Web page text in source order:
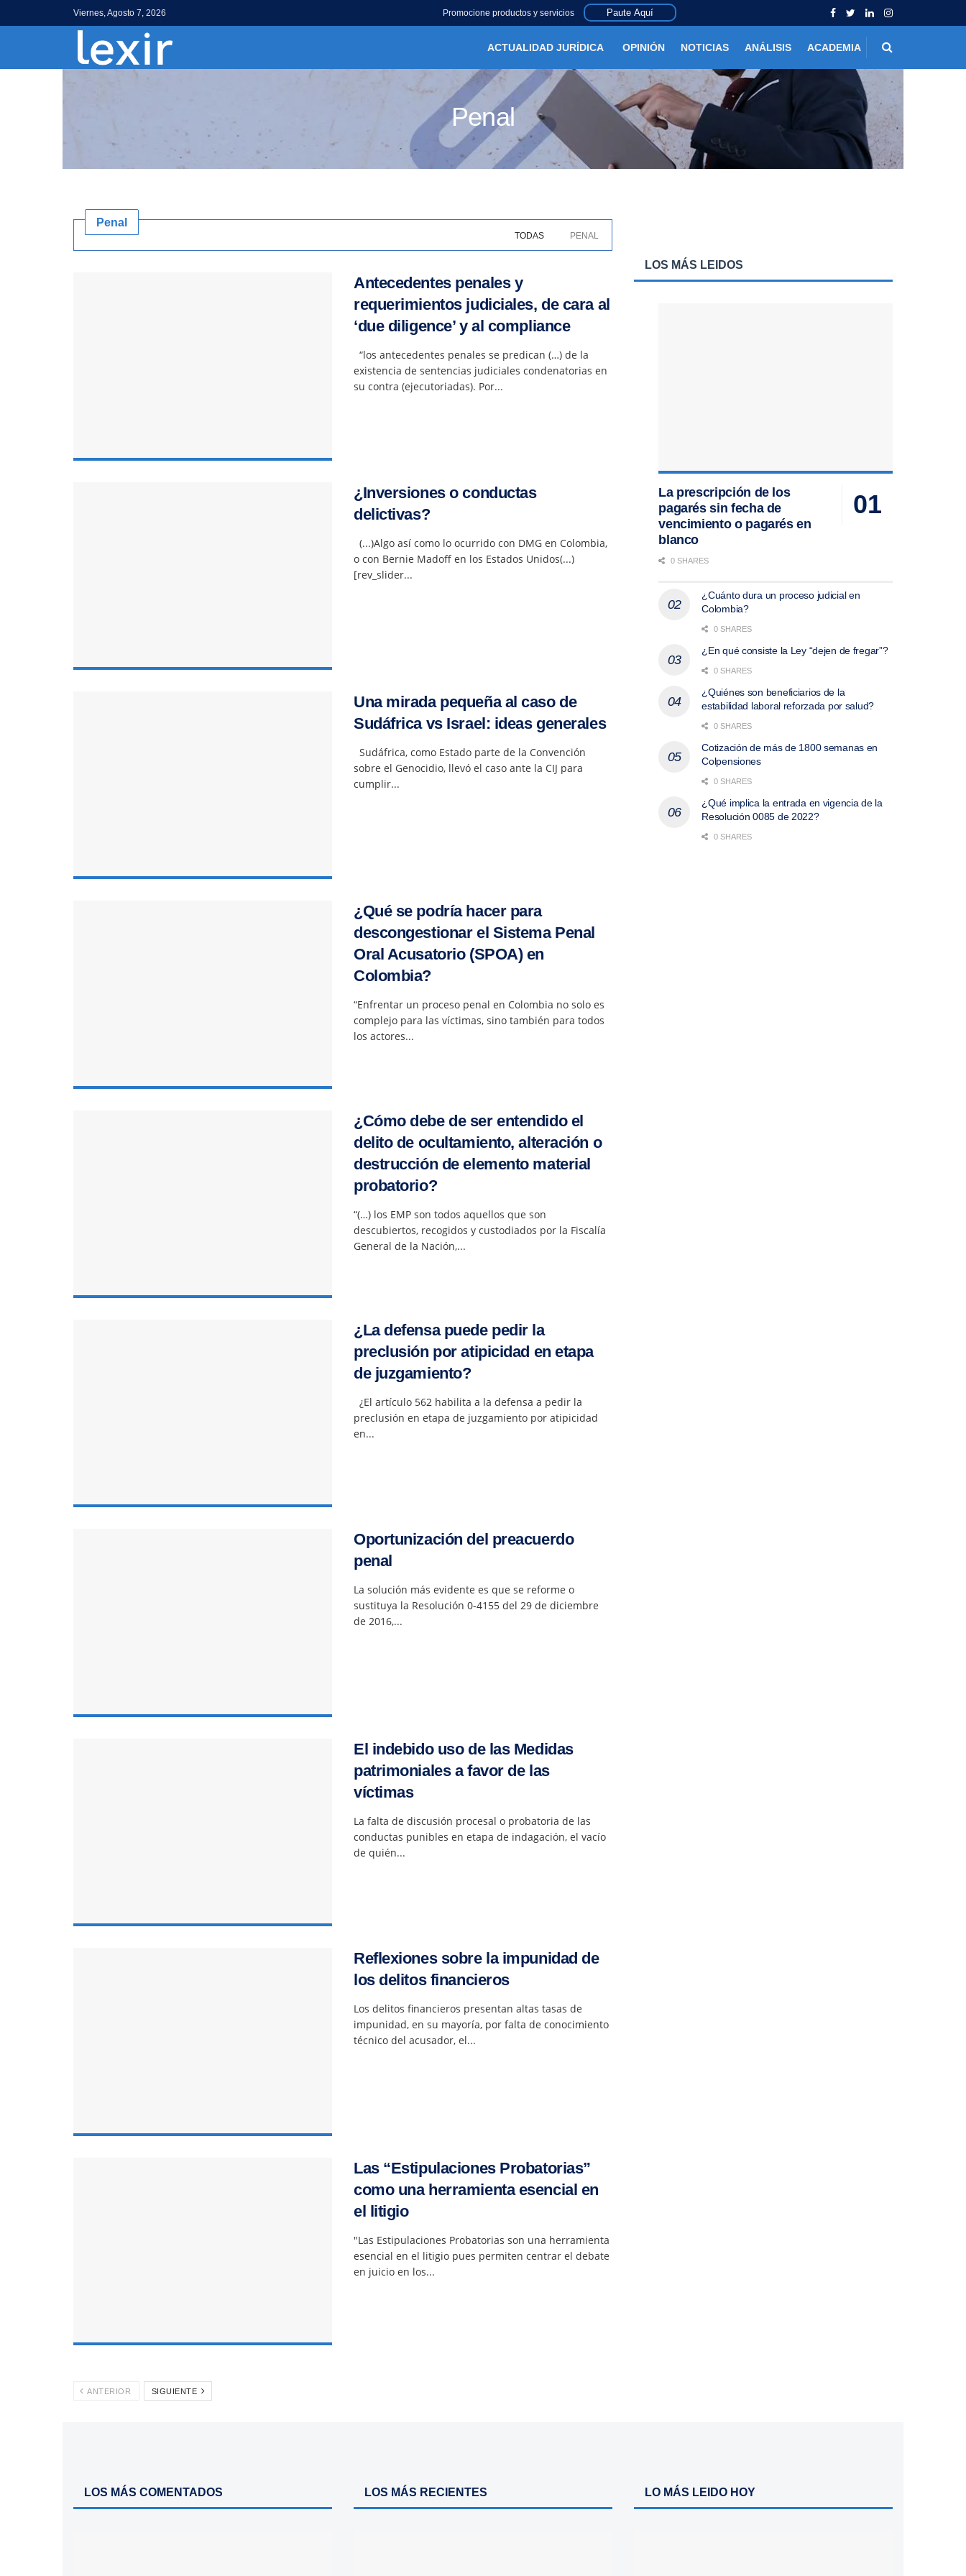
Viernes, Agosto 7, 2026 Promocione productos y servicios Paute Aquí
ACTUALIDAD JURÍDICA OPINIÓN NOTICIAS ANÁLISIS ACADEMIA
Penal
Penal
TODAS PENAL
Antecedentes penales y
requerimientos judiciales, de cara al
‘due diligence’ y al compliance
“los antecedentes penales se predican (…) de la
existencia de sentencias judiciales condenatorias en
su contra (ejecutoriadas). Por...
¿Inversiones o conductas
delictivas?
(...)Algo así como lo ocurrido con DMG en Colombia,
o con Bernie Madoff en los Estados Unidos(...)
[rev_slider...
Una mirada pequeña al caso de
Sudáfrica vs Israel: ideas generales
Sudáfrica, como Estado parte de la Convención
sobre el Genocidio, llevó el caso ante la CIJ para
cumplir...
¿Qué se podría hacer para
descongestionar el Sistema Penal
Oral Acusatorio (SPOA) en
Colombia?
“Enfrentar un proceso penal en Colombia no solo es
complejo para las víctimas, sino también para todos
los actores...
¿Cómo debe de ser entendido el
delito de ocultamiento, alteración o
destrucción de elemento material
probatorio?
“(…) los EMP son todos aquellos que son
descubiertos, recogidos y custodiados por la Fiscalía
General de la Nación,...
¿La defensa puede pedir la
preclusión por atipicidad en etapa
de juzgamiento?
¿El artículo 562 habilita a la defensa a pedir la
preclusión en etapa de juzgamiento por atipicidad
en...
Oportunización del preacuerdo
penal
La solución más evidente es que se reforme o
sustituya la Resolución 0-4155 del 29 de diciembre
de 2016,...
El indebido uso de las Medidas
patrimoniales a favor de las
víctimas
La falta de discusión procesal o probatoria de las
conductas punibles en etapa de indagación, el vacío
de quién...
Reflexiones sobre la impunidad de
los delitos financieros
Los delitos financieros presentan altas tasas de
impunidad, en su mayoría, por falta de conocimiento
técnico del acusador, el...
Las “Estipulaciones Probatorias”
como una herramienta esencial en
el litigio
"Las Estipulaciones Probatorias son una herramienta
esencial en el litigio pues permiten centrar el debate
en juicio en los...
ANTERIOR SIGUIENTE
LOS MÁS LEIDOS
La prescripción de los
pagarés sin fecha de
vencimiento o pagarés en
blanco
0 SHARES
¿Cuánto dura un proceso judicial en
Colombia?
0 SHARES
¿En qué consiste la Ley “dejen de fregar”?
0 SHARES
¿Quiénes son beneficiarios de la
estabilidad laboral reforzada por salud?
0 SHARES
Cotización de más de 1800 semanas en
Colpensiones
0 SHARES
¿Qué implica la entrada en vigencia de la
Resolución 0085 de 2022?
0 SHARES
LOS MÁS COMENTADOS LOS MÁS RECIENTES LO MÁS LEIDO HOY